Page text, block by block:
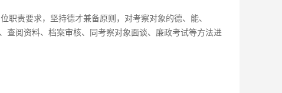
职责要求，坚持德才兼备原则，对考察对象的德、能、
查阅资料、档案审核、同考察对象面谈、廉政考试等方法进